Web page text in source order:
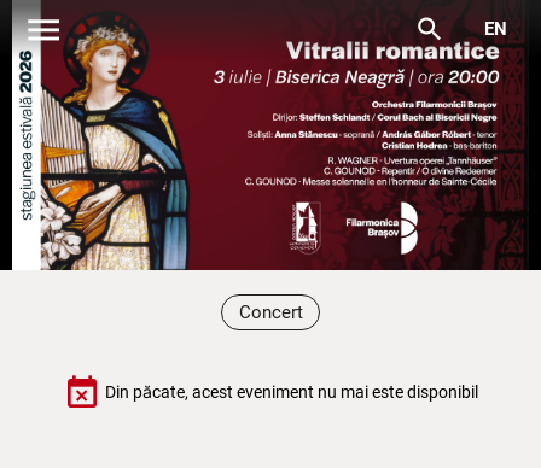
menu search EN
Concert
event_busy Din păcate, acest eveniment nu mai este disponibil